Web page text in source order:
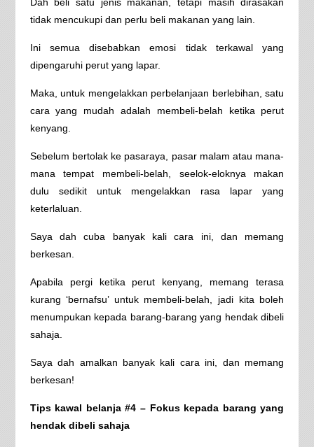
tidak mencukupi dan perlu beli makanan yang lain.
Ini semua disebabkan emosi tidak terkawal yang
dipengaruhi perut yang lapar.
Maka, untuk mengelakkan perbelanjaan berlebihan, satu
cara yang mudah adalah membeli-belah ketika perut
kenyang.
Sebelum bertolak ke pasaraya, pasar malam atau mana-
mana tempat membeli-belah, seelok-eloknya makan
dulu sedikit untuk mengelakkan rasa lapar yang
keterlaluan.
Saya dah cuba banyak kali cara ini, dan memang
berkesan.
Apabila pergi ketika perut kenyang, memang terasa
kurang ‘bernafsu’ untuk membeli-belah, jadi kita boleh
menumpukan kepada barang-barang yang hendak dibeli
sahaja.
Saya dah amalkan banyak kali cara ini, dan memang
berkesan!
Tips kawal belanja #4 – Fokus kepada barang yang
hendak dibeli sahaja